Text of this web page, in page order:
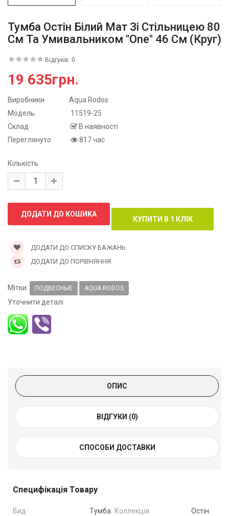
Тумба Остiн Білий Мат Зі Стільницею 80
См Та Умивальником "One" 46 См (круг)
Відгуків: 0
19 635грн.
Виробники
Aqua Rodos
Модель:
11519-25
Склад
В наявності
Переглянуто
817 час
Кількість
ДОДАТИ ДО СПИСКУ БАЖАНЬ
ДОДАТИ ДО ПОРІВНЯННЯ
Мітки: ПОДВЕСНЫЕ AQUA RODOS
Уточнити деталі
ОПИС
ВІДГУКИ (0)
СПОСОБИ ДОСТАВКИ
Специфікація Товару
Вид Тумба Коллекція Остiн